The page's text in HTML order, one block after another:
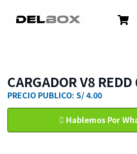
CARGADOR V8
PRECIO PUBLICO: S/ 4.00
Hablemos Por